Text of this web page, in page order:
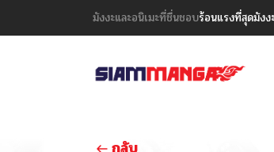
มังงะและอนิเมะที่ชื่นชอบร้อนแรงที่สุดมังง